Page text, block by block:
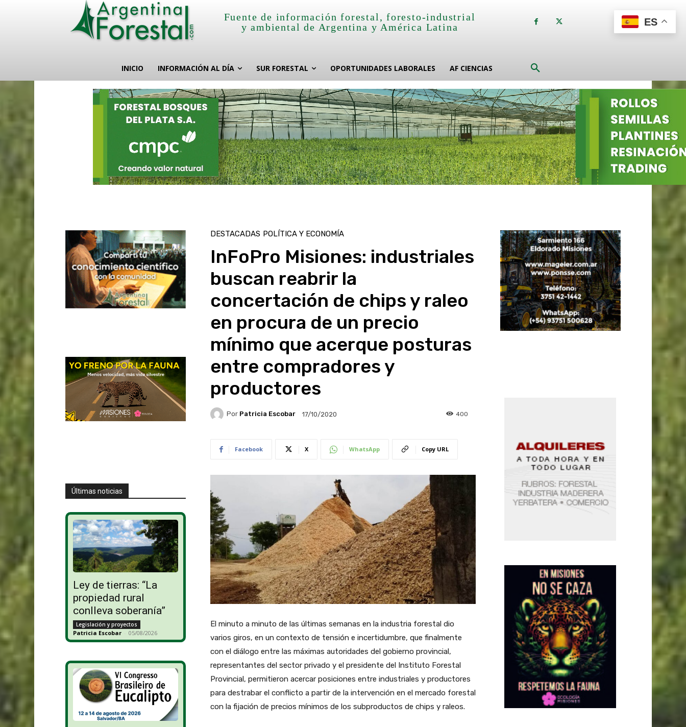
Fuente de información forestal, foresto-industrial
y ambiental de Argentina y América Latina
INICIO INFORMACIÓN AL DÍA SUR FORESTAL OPORTUNIDADES LABORALES AF CIENCIAS
Últimas noticias
Ley de tierras: “La
propiedad rural
conlleva soberanía”
Legislación y proyectos
Patricia Escobar - 05/08/2026
DESTACADAS POLÍTICA Y ECONOMÍA
InFoPro Misiones: industriales
buscan reabrir la
concertación de chips y raleo
en procura de un precio
mínimo que acerque posturas
entre compradores y
productores
Por Patricia Escobar 17/10/2020 400
Facebook X WhatsApp Copy URL
El minuto a minuto de las últimas semanas en la industria forestal dio
varios giros, en un contexto de tensión e incertidumbre, que finalmente
con el diálogo entre las máximas autoridades del gobierno provincial,
representantes del sector privado y el presidente del Instituto Forestal
Provincial, permitieron acercar posiciones entre industriales y productores
para destrabar el conflicto a partir de la intervención en el mercado forestal
con la fijación de precios mínimos de los subproductos de chips y raleos.
ES